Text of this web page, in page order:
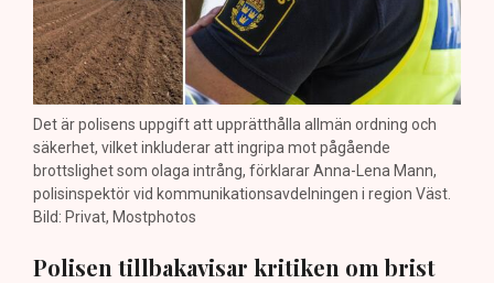
Det är polisens uppgift att upprätthålla allmän ordning och
säkerhet, vilket inkluderar att ingripa mot pågående
brottslighet som olaga intrång, förklarar Anna-Lena Mann,
polisinspektör vid kommunikationsavdelningen i region Väst.
Bild: Privat, Mostphotos
Polisen tillbakavisar kritiken om brist